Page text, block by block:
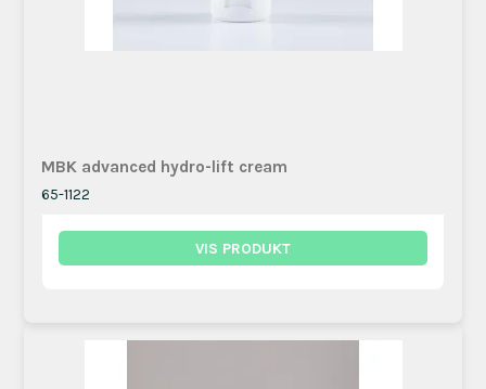
MBK advanced hydro-lift cream
65-1122
VIS PRODUKT